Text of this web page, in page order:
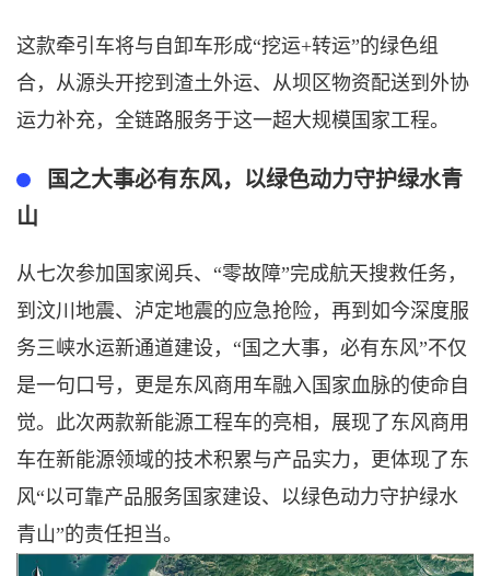
这款牵引车将与自卸车形成“挖运+转运”的绿色组
合，从源头开挖到渣土外运、从坝区物资配送到外协
运力补充，全链路服务于这一超大规模国家工程。
国之大事必有东风，以绿色动力守护绿水青
山
从七次参加国家阅兵、 “零故障”完成航天搜救任务，
到汶川地震、泸定地震的应急抢险，再到如今深度服
务三峡水运新通道建设，“国之大事，必有东风”不仅
是一句口号，更是东风商用车融入国家血脉的使命自
觉。此次两款新能源工程车的亮相，展现了东风商用
车在新能源领域的技术积累与产品实力，更体现了东
风“以可靠产品服务国家建设、以绿色动力守护绿水
青山”的责任担当。